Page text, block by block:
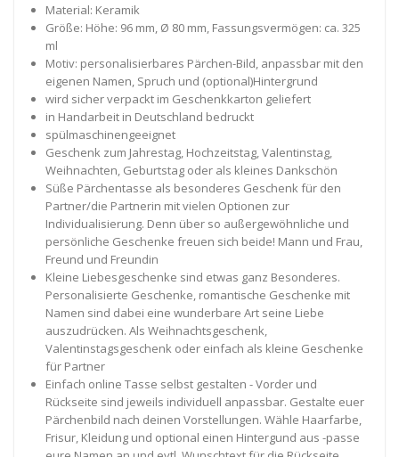
Material: Keramik
Größe: Höhe: 96 mm, Ø 80 mm, Fassungsvermögen: ca. 325
ml
Motiv: personalisierbares Pärchen-Bild, anpassbar mit den
eigenen Namen, Spruch und (optional)Hintergrund
wird sicher verpackt im Geschenkkarton geliefert
in Handarbeit in Deutschland bedruckt
spülmaschinengeeignet
Geschenk zum Jahrestag, Hochzeitstag, Valentinstag,
Weihnachten, Geburtstag oder als kleines Dankschön
Süße Pärchentasse als besonderes Geschenk für den
Partner/die Partnerin mit vielen Optionen zur
Individualisierung. Denn über so außergewöhnliche und
persönliche Geschenke freuen sich beide! Mann und Frau,
Freund und Freundin
Kleine Liebesgeschenke sind etwas ganz Besonderes.
Personalisierte Geschenke, romantische Geschenke mit
Namen sind dabei eine wunderbare Art seine Liebe
auszudrücken. Als Weihnachtsgeschenk,
Valentinstagsgeschenk oder einfach als kleine Geschenke
für Partner
Einfach online Tasse selbst gestalten - Vorder und
Rückseite sind jeweils individuell anpassbar. Gestalte euer
Pärchenbild nach deinen Vorstellungen. Wähle Haarfarbe,
Frisur, Kleidung und optional einen Hintergund aus -passe